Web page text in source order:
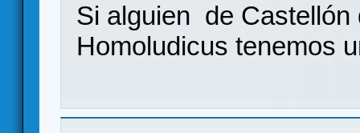
Si alguien de
Homoludicus tenemos